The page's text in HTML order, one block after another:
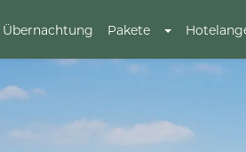
Übernachtung Pakete